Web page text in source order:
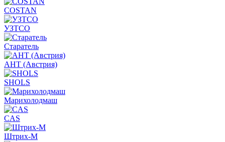
COSTAN
УЗТСО
Старатель
АНТ (Австрия)
SHOLS
Марихолодмаш
CAS
Штрих-М